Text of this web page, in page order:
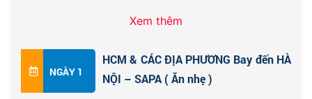
Xem thêm
NGÀY 1
HCM & CÁC ĐỊA PHƯƠNG Bay đến HÀ
NỘI – SAPA ( Ăn nhẹ )